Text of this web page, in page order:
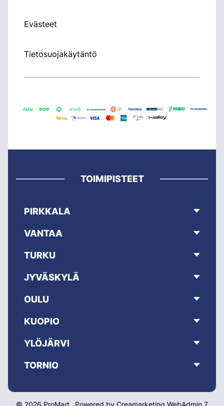
Evästeet
Tietosuojakäytäntö
TOIMIPISTEET
PIRKKALA
VANTAA
TURKU
JYVÄSKYLÄ
OULU
KUOPIO
YLÖJÄRVI
TORNIO
© 2026 ProMart Powered by Creamarketing WebAdmin 7